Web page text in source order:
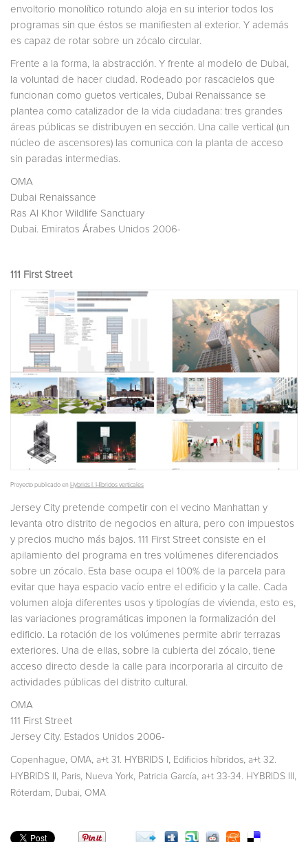
envoltorio monolítico rotundo aloja en su interior todos los
programas sin que éstos se manifiesten al exterior. Y además
es capaz de rotar sobre un zócalo circular.
Frente a la forma, la abstracción. Y frente al modelo de Dubai,
la voluntad de hacer ciudad. Rodeado por rascacielos que
funcionan como guetos verticales, Dubai Renaissance se
plantea como catalizador de la vida ciudadana: tres grandes
áreas públicas se distribuyen en sección. Una calle vertical (un
núcleo de ascensores) las comunica con la planta de acceso
sin paradas intermedias.
OMA
Dubai Renaissance
Ras Al Khor Wildlife Sanctuary
Dubai. Emiratos Árabes Unidos 2006-
111 First Street
Proyecto publicado en Hybrids I. Híbridos verticales
Jersey City pretende competir con el vecino Manhattan y
levanta otro distrito de negocios en altura, pero con impuestos
y precios mucho más bajos. 111 First Street consiste en el
apilamiento del programa en tres volúmenes diferenciados
sobre un zócalo. Esta base ocupa el 100% de la parcela para
evitar que haya espacio vacío entre el edificio y la calle. Cada
volumen aloja diferentes usos y tipologías de vivienda, esto es,
las variaciones programáticas imponen la formalización del
edificio. La rotación de los volúmenes permite abrir terrazas
exteriores. Una de ellas, sobre la cubierta del zócalo, tiene
acceso directo desde la calle para incorporarla al circuito de
actividades públicas del distrito cultural.
OMA
111 First Street
Jersey City. Estados Unidos 2006-
Copenhague OMA a+t 31. HYBRIDS I Edificios híbridos a+t 32.
HYBRIDS II
Paris Nueva York Patricia García a+t 33-34. HYBRIDS III
Róterdam Dubai OMA